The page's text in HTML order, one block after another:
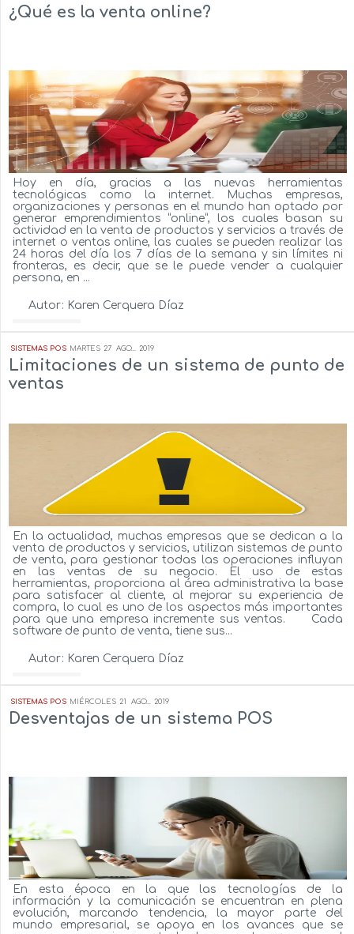
¿Qué es la venta online?
Hoy en día, gracias a las nuevas herramientas
tecnológicas como la internet. Muchas empresas,
organizaciones y personas en el mundo han optado por
generar emprendimientos “online”, los cuales basan su
actividad en la venta de productos y servicios a través de
internet o ventas online, las cuales se pueden realizar las
24 horas del día los 7 días de la semana y sin límites ni
fronteras, es decir, que se le puede vender a cualquier
persona, en ...
Autor: Karen Cerquera Díaz
SISTEMAS POS MARTES 27 AGO... 2019
Limitaciones de un sistema de punto de
ventas
En la actualidad, muchas empresas que se dedican a la
venta de productos y servicios, utilizan sistemas de punto
de venta, para gestionar todas las operaciones influyan
en las ventas de su negocio. El uso de estas
herramientas, proporciona al área administrativa la base
para satisfacer al cliente, al mejorar su experiencia de
compra, lo cual es uno de los aspectos más importantes
para que una empresa incremente sus ventas. Cada
software de punto de venta, tiene sus...
Autor: Karen Cerquera Díaz
SISTEMAS POS MIÉRCOLES 21 AGO... 2019
Desventajas de un sistema POS
En esta época en la que las tecnologías de la
información y la comunicación se encuentran en plena
evolución, marcando tendencia, la mayor parte del
mundo empresarial, se apoya en los avances que se